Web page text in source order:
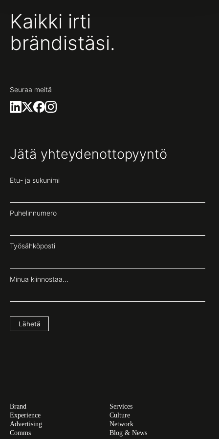
Kaikki irti
brändistäsi.
Seuraa meitä
Jätä yhteydenottopyyntö
Etu- ja sukunimi
Puhelinnumero
Työsähköposti
Minua kiinnostaa...
Lähetä
Brand
Experience
Advertising
Comms
Services
Culture
Network
Blog & News